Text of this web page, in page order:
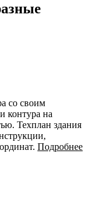
со своим
контура на
Техплан здания
Подробнее